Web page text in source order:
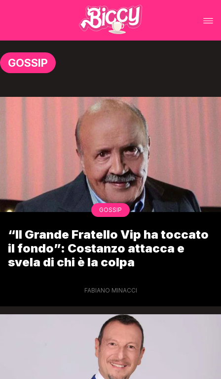
GOSSIP
GOSSIP
“Il Grande Fratello Vip ha toccato
il fondo”: Costanzo attacca e
svela di chi è la colpa
FABIANO MINACCI